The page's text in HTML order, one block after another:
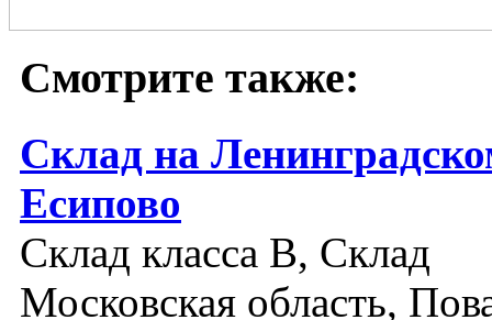
Смотрите также:
Склад на
Есипово
Склад класса B, Склад
Московская область,